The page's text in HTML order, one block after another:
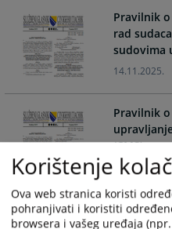
and
select
a
date.
Press
the
question
mark
key
get
the
Pravilnik
rad
sudovima
14.11.2025.
Pravilnik
(CMS)
28.07.2023.
Pravilnik
Korištenje
Ova web stranica koristi
pohranjivati i koristiti
browsera i vašeg uređaja